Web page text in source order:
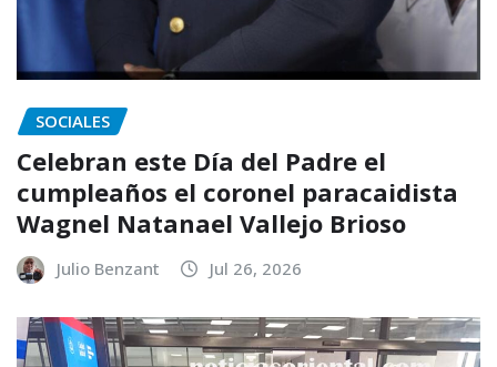
SOCIALES
Celebran este Día del Padre el
cumpleaños el coronel paracaidista
Wagnel Natanael Vallejo Brioso
Julio Benzant Jul 26, 2026